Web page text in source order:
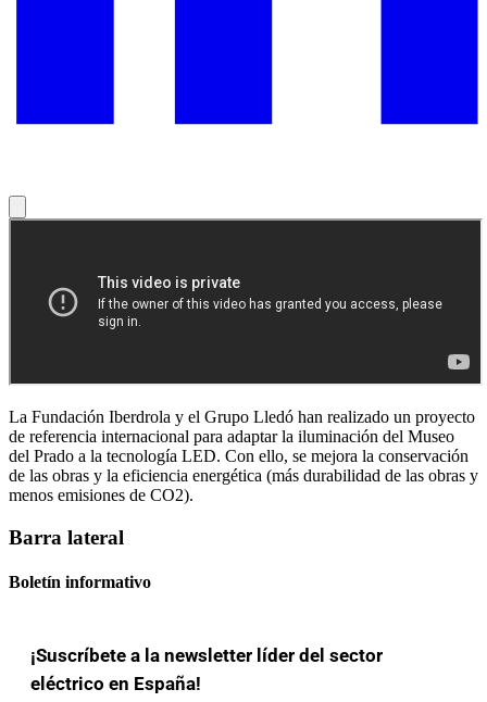
La Fundación Iberdrola y el Grupo Lledó han realizado un proyecto
de referencia internacional para adaptar la iluminación del Museo
del Prado a la tecnología LED. Con ello, se mejora la conservación
de las obras y la eficiencia energética (más durabilidad de las obras y
menos emisiones de CO2).
Barra lateral
Boletín informativo
¡Suscríbete a la newsletter líder del sector
eléctrico en España!